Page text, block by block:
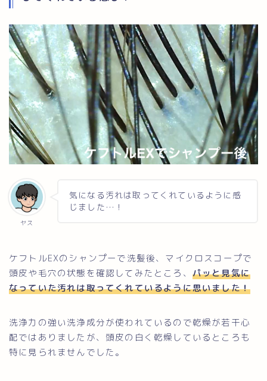
ヤス
気になる汚れは取ってくれているように感
じました…！
ケフトルEXのシャンプーで洗髪後、マイクロスコープで
頭皮や毛穴の状態を確認してみたところ、 パッと見気に
なっていた汚れは取ってくれているように思いました！
洗浄力の強い洗浄成分が使われているので乾燥が若干心
配ではありましたが、頭皮の白く乾燥しているところも
特に見られませんでした。